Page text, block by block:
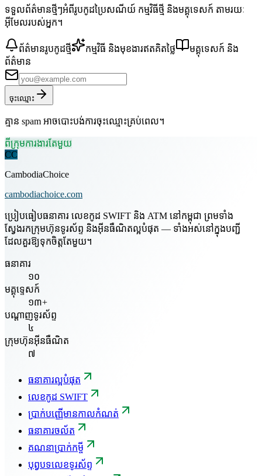
ទទួលព័ត៌មានថ្មីៗអំពីរូបកូដប្រៃសណីយ៍ កម្មវិធីថ្មី និងមគ្គុទេសក៍ តាមរយៈ
អ៊ីមែលរបស់អ្នក។
ព័ត៌មានរូបកូដថ្មី កម្មវិធី និងមុខងារឥតគិតថ្លៃ
មគ្គុទេសក៍ និង
ព័ត៌មាន
ចុះឈ្មោះ
គ្មាន spam អាចបោះបង់ការចុះឈ្មោះគ្រប់ពេល។
ពីក្រុមការងារតែមួយ
CC
CambodiaChoice
cambodiachoice.com
ប្រៀបធៀបធនាគារ លេខកូដ SWIFT និង ATM នៅកម្ពុជា ព្រមទាំង
ស្វែងរកក្រុមហ៊ុនទូរស័ព្ទ និងអ៊ីនធឺណិតល្អបំផុត — ទាំងអស់នៅក្នុងបញ្ជី
ដែលគួរឱ្យទុកចិត្តតែមួយ។
ធនាគារ
១០
មគ្គុទ្ទេសក៍
១៣+
បណ្តាញទូរស័ព្ទ
៤
ក្រុមហ៊ុនអ៊ីនធឺណិត
៧
ធនាគារល្អបំផុត
លេខកូដ SWIFT
ប្រាក់បញ្ញើមានកាលកំណត់
ធនាគារចល័ត
គណនាប្រាក់កម្ចី
បុព្វបទលេខទូរស័ព្ទ